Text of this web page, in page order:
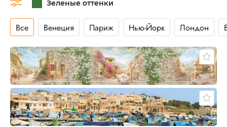
Все Венеция Париж Нью-Йорк Лондон